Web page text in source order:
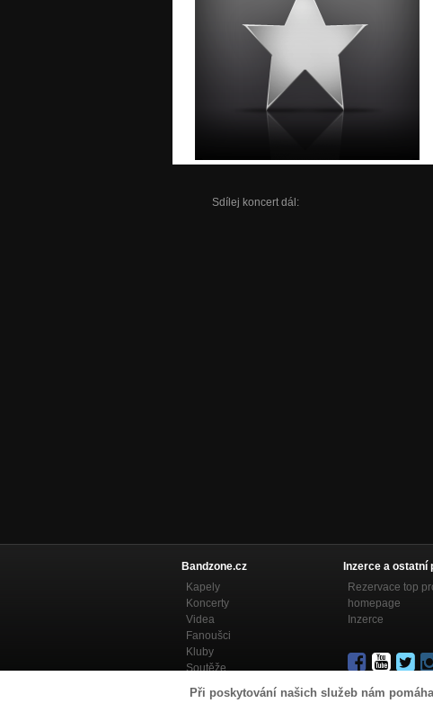
Při poskytování našich služeb nám
Sdílej koncert dál:
Bandzone.cz
Kapely
Koncerty
Videa
Fanoušci
Kluby
Soutěže
Bandzone.cz blog
Inzerce a ostatní
Rezervace top
homepage
Inzerce